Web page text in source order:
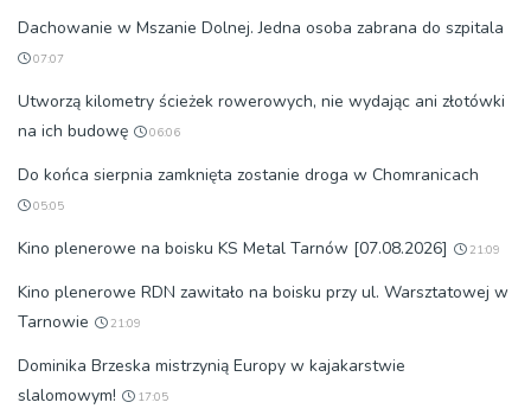
Dachowanie w Mszanie Dolnej. Jedna osoba zabrana do szpitala
07:07
Utworzą kilometry ścieżek rowerowych, nie wydając ani złotówki
na ich budowę
06:06
Do końca sierpnia zamknięta zostanie droga w Chomranicach
05:05
Kino plenerowe na boisku KS Metal Tarnów [07.08.2026] 21:09
Kino plenerowe RDN zawitało na boisku przy ul. Warsztatowej w
Tarnowie
21:09
Dominika Brzeska mistrzynią Europy w kajakarstwie
slalomowym!
17:05